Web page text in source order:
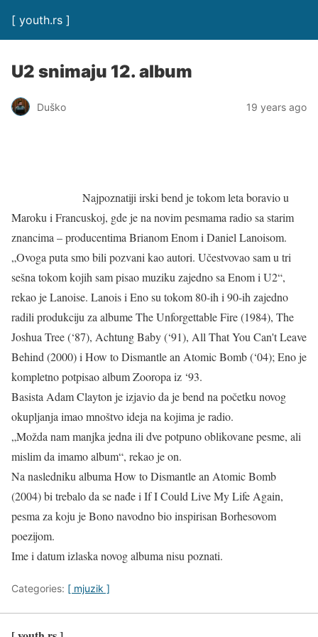
[ youth.rs ]
U2 snimaju 12. album
Duško 19 years ago
Najpoznatiji irski bend je tokom leta boravio u
Maroku i Francuskoj, gde je na novim pesmama radio sa starim
znancima – producentima Brianom Enom i Daniel Lanoisom.
„Ovoga puta smo bili pozvani kao autori. Učestvovao sam u tri
sešna tokom kojih sam pisao muziku zajedno sa Enom i U2“,
rekao je Lanoise. Lanois i Eno su tokom 80-ih i 90-ih zajedno
radili produkciju za albume The Unforgettable Fire (1984), The
Joshua Tree (‘87), Achtung Baby (‘91), All That You Can't Leave
Behind (2000) i How to Dismantle an Atomic Bomb (‘04); Eno je
kompletno potpisao album Zooropa iz ‘93.
Basista Adam Clayton je izjavio da je bend na početku novog
okupljanja imao mnoštvo ideja na kojima je radio.
„Možda nam manjka jedna ili dve potpuno oblikovane pesme, ali
mislim da imamo album“, rekao je on.
Na nasledniku albuma How to Dismantle an Atomic Bomb
(2004) bi trebalo da se nađe i If I Could Live My Life Again,
pesma za koju je Bono navodno bio inspirisan Borhesovom
poezijom.
Ime i datum izlaska novog albuma nisu poznati.
Categories: [ mjuzik ]